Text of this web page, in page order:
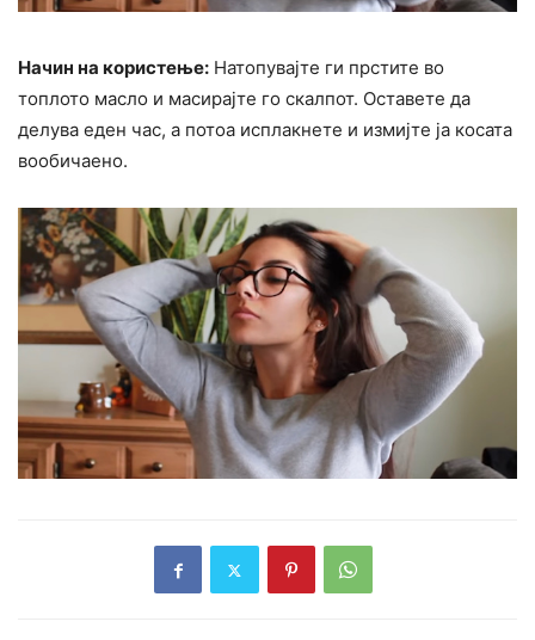
Начин на користење: Натопувајте ги прстите во
топлото масло и масирајте го скалпот. Оставете да
делува еден час, а потоа исплакнете и измијте ја косата
вообичаено.